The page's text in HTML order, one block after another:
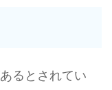
るとされてい